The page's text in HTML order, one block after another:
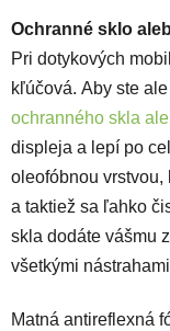
Ochranné sklo
Pri dotykových
kľúčová. Aby ste
ochranného skla
displeja a lepí po
oleofóbnou vrstvou,
a taktiež sa ľahko
skla dodáte vášmu
všetkými
Matná antireflexná